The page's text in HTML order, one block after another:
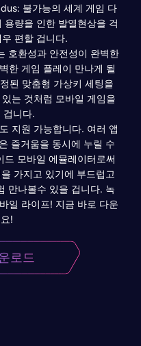
불가능의 세계 게임 다
량을 인한 발열현상을 걱
편할 겁니다.
호환성과 안전성이 완벽한
한 게임 플레이 만나게 될
된 맞춤형 가상키 세팅을
는 것처럼 모바일 게임을
겁니다.
지원 가능합니다. 여러 앱
즐거움을 동시에 누릴 수
모바일 에뮬레이터로써
가지고 있기에 부드럽고
만나볼수 있을 겁니다. 녹
일 라이프! 지금 바로 다운
!
로드